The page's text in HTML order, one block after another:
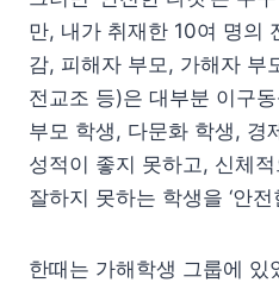
만, 내가 취재한 10여 명의
감, 피해자 부모, 가해자 부
전교조 등)은 대부분 이구
부모 학생, 다문화 학생, 경
성적이 좋지 못하고, 신체
잘하지 못하는 학생을 ‘안
한때는 가해학생 그룹에